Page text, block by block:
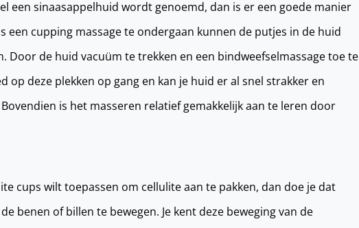
een sinaasappelhuid wordt genoemd, dan is er een goede manier
een cupping massage te ondergaan kunnen de putjes in de huid
Door de huid vacuüm te trekken en een bindweefselmassage toe te
deze plekken op gang en kan je huid er al snel strakker en
is het masseren relatief gemakkelijk aan te leren door
cups wilt toepassen om cellulite aan te pakken, dan doe je dat
benen of billen te bewegen. Je kent deze beweging van de